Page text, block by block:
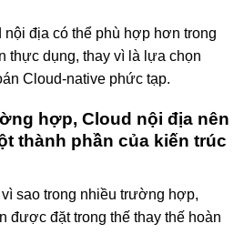
địa có thể phù hợp hơn trong
thực dụng, thay vì là lựa chọn
Cloud-native phức tạp.
hợp, Cloud nội địa nên
thành phần của kiến trúc
sao trong nhiều trường hợp,
được đặt trong thế thay thế hoàn